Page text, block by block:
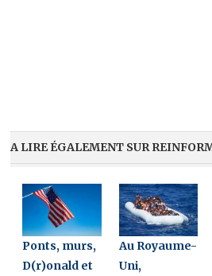
A LIRE ÉGALEMENT SUR
Ponts, murs,
D(r)onald et
Au Royaume-
Uni,